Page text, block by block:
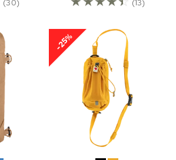
(30) (13)
-25%